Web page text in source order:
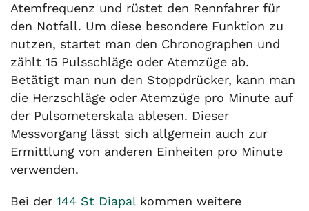
Atemfrequenz und rüstet den Rennfahrer für
den Notfall. Um diese besondere Funktion zu
nutzen, startet man den Chronographen und
zählt 15 Pulsschläge oder Atemzüge ab.
Betätigt man nun den Stoppdrücker, kann man
die Herzschläge oder Atemzüge pro Minute auf
der Pulsometerskala ablesen. Dieser
Messvorgang lässt sich allgemein auch zur
Ermittlung von anderen Einheiten pro Minute
verwenden.
Bei der 144 St Diapalkommen weitere